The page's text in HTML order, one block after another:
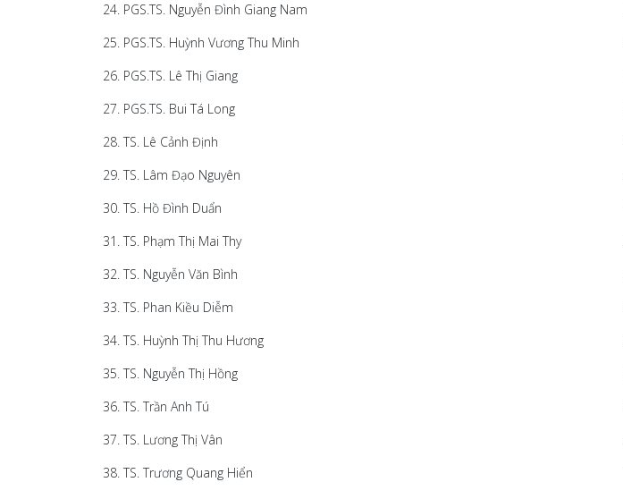
24. PGS.TS. Nguyễn Đình Giang Nam
25. PGS.TS. Huỳnh Vương Thu Minh
26. PGS.TS. Lê Thị Giang
27. PGS.TS. Bui Tá Long
28. TS. Lê Cảnh Định
29. TS. Lâm Đạo Nguyên
30. TS. Hồ Đình Duẩn
31. TS. Phạm Thị Mai Thy
32. TS. Nguyễn Văn Bình
33. TS. Phan Kiều Diễm
34. TS. Huỳnh Thị Thu Hương
35. TS. Nguyễn Thị Hồng
36. TS. Trần Anh Tú
37. TS. Lương Thị Vân
38. TS. Trương Quang Hiển